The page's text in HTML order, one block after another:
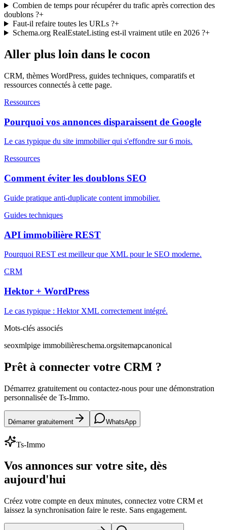
Combien de temps pour récupérer du trafic après correction des
doublons ?+
Faut-il refaire toutes les URLs ?+
Schema.org RealEstateListing est-il vraiment utile en 2026 ?+
Aller plus loin dans le cocon
CRM, thèmes WordPress, guides techniques, comparatifs et
ressources connectés à cette page.
Ressources
Pourquoi vos annonces disparaissent de Google
Le cas typique du site immobilier qui s'effondre sur 6 mois.
Ressources
Comment éviter les doublons SEO
Guide pratique anti-duplicate content immobilier.
Guides techniques
API immobilière REST
Pourquoi REST est meilleur que XML pour le SEO moderne.
CRM
Hektor + WordPress
Le cas typique : Hektor XML correctement intégré.
Mots-clés associés
seoxmlpige immobilièreschema.orgsitemapcanonical
Prêt à connecter votre CRM ?
Démarrez gratuitement ou contactez-nous pour une démonstration
personnalisée de Ts-Immo.
Démarrer gratuitement WhatsApp
Ts-Immo
Vos annonces sur votre site, dès
aujourd'hui
Créez votre compte en deux minutes, connectez votre CRM et
laissez la synchronisation faire le reste. Sans engagement.